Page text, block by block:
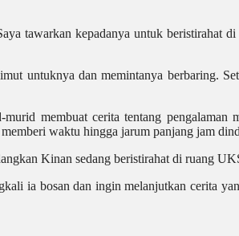
tawarkan kepadanya untuk beristirahat
untuknya dan memintanya berbaring.
membuat cerita tentang pengalaman
waktu hingga jarum panjang jam
Kinan sedang beristirahat di ruang
ia bosan dan ingin melanjutkan cerita